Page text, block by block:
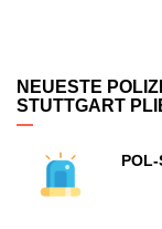
NEUESTE
STUTTGART